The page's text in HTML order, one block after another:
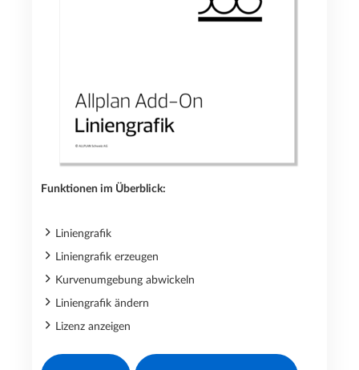
Funktionen im Überblick:
Liniengrafik
Liniengrafik erzeugen
Kurvenumgebung abwickeln
Liniengrafik ändern
Lizenz anzeigen